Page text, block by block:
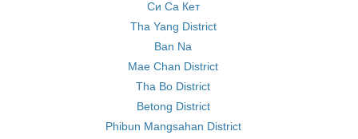
Си Са Кет
Tha Yang District
Ban Na
Mae Chan District
Tha Bo District
Betong District
Phibun Mangsahan District